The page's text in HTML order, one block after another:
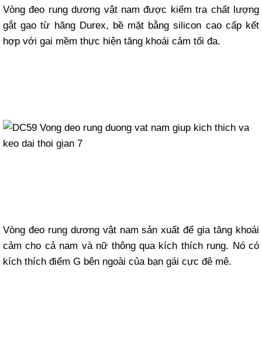
Vòng đeo rung dương vật nam được kiểm tra chất lượng
gắt gao từ hãng Durex, bề mặt bằng silicon cao cấp kết
hợp với gai mềm thực hiện tăng khoái cảm tối đa.
Vòng đeo rung dương vật nam sản xuất để gia tăng khoái
cảm cho cả nam và nữ thông qua kích thích rung. Nó có
kích thích điểm G bên ngoài của bạn gái cực đê mê.